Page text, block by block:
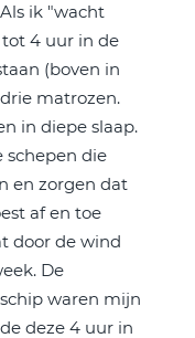
ik "wacht
4 uur in de
(boven in
matrozen.
in diepe slaap.
schepen die
en zorgen dat
af en toe
door de wind
De
waren mijn
deze 4 uur in